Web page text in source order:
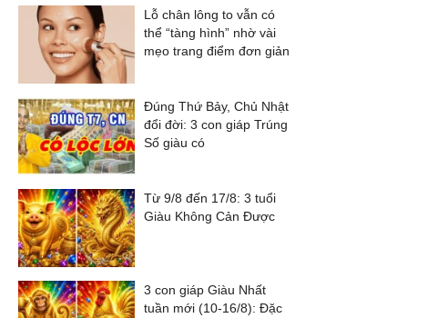
Lỗ chân lông to vẫn có
thể “tàng hình” nhờ vài
mẹo trang điểm đơn giản
Đúng Thứ Bảy, Chủ Nhật
đổi đời: 3 con giáp Trúng
Số giàu có
Từ 9/8 đến 17/8: 3 tuổi
Giàu Không Cản Được
3 con giáp Giàu Nhất
tuần mới (10-16/8): Đặc